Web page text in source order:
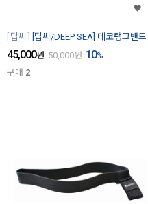
딥씨 [딥씨/DEEP SEA] 데코탱크밴드
45,000원 50,000원 10%
구매 2